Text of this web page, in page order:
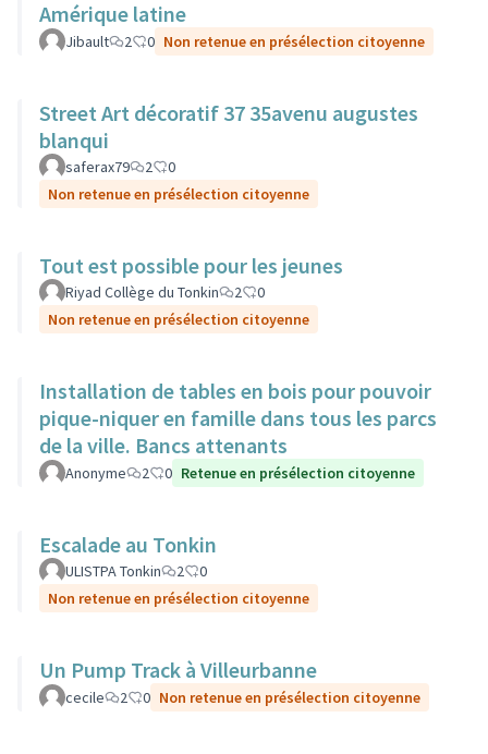
Amérique latine
Jibault 2 0 Non retenue en présélection citoyenne
Street Art décoratif 37 35avenu augustes
blanqui
saferax79 2
0
Non retenue en présélection citoyenne
Tout est possible pour les jeunes
Riyad Collège du Tonkin 2
0
Non retenue en présélection citoyenne
Installation de tables en bois pour pouvoir
pique-niquer en famille dans tous les parcs
de la ville. Bancs attenants
Anonyme 2 0 Retenue en présélection citoyenne
Escalade au Tonkin
ULISTPA Tonkin 2
0
Non retenue en présélection citoyenne
Un Pump Track à Villeurbanne
cecile 2 0 Non retenue en présélection citoyenne